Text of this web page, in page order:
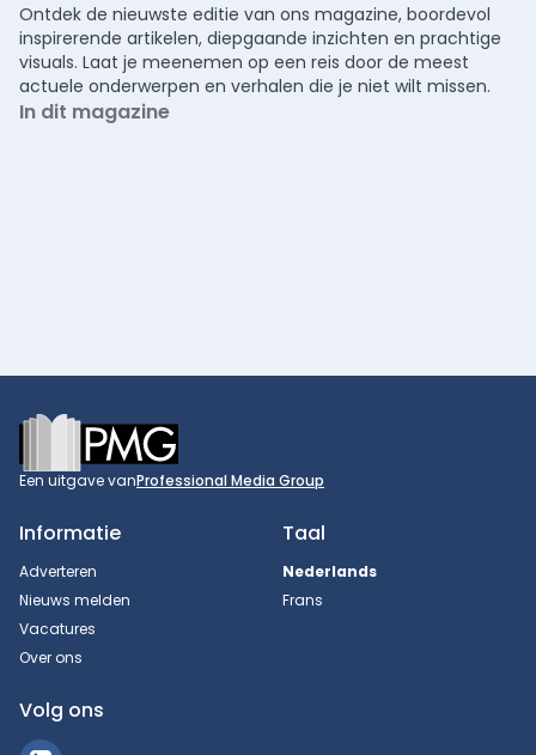
Ontdek de nieuwste editie van ons magazine, boordevol
inspirerende artikelen, diepgaande inzichten en prachtige
visuals. Laat je meenemen op een reis door de meest
actuele onderwerpen en verhalen die je niet wilt missen.
In dit magazine
Footer
Een uitgave vanProfessional Media Group
Informatie
Adverteren
Nieuws melden
Vacatures
Over ons
Taal
Nederlands
Frans
Volg ons